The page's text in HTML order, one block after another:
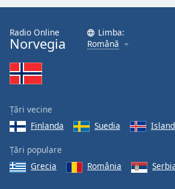
Font
Family
Close
Modal
Dialog
End
dialog
Radio Online
Norvegia
Limba:
Română
Țări vecine
Finlanda
Suedia
Țări populare
Grecia
România